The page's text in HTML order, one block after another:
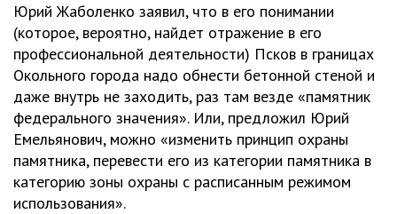
Юрий Жаболенко заявил, что в его понимании
(которое, вероятно, найдет отражение в его
профессиональной деятельности) Псков в границах
Окольного города надо обнести бетонной стеной и
даже внутрь не заходить, раз там везде «памятник
федерального значения». Или, предложил Юрий
Емельянович, можно «изменить принцип охраны
памятника, перевести его из категории памятника в
категорию зоны охраны с расписанным режимом
использования».